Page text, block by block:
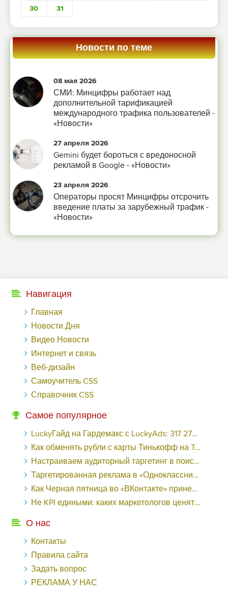
30
31
Новости по теме
08 мая 2026
СМИ: Минцифры работает над
дополнительной тарификацией
международного трафика пользователей -
«Новости»
27 апреля 2026
Gemini будет бороться с вредоносной
рекламой в Google - «Новости»
23 апреля 2026
Операторы просят Минцифры отсрочить
введение платы за зарубежный трафик -
«Новости»
Навигация
Главная
Новости Дня
Видео Новости
Интернет и связь
Веб-дизайн
Самоучитель CSS
Справочник CSS
Самое популярное
LuckyГайд на Гардемакс с LuckyAds: 317 279 рублей за 10 дней - «Надо знать»
Как обменять рубли с карты Тинькофф на Tether ERC20 (USDT)?
Настраиваем аудиторный таргетинг в поисковой кампании Google Ads - «Заработок»
Таргетированная реклама в «Одноклассниках»: как ее настроить и нужно ли - «Заработок»
Как Черная пятница во «ВКонтакте» принесла магазину подарков 221 продажу по цене 38 рублей - «Заработок»
Не KPI едиными: каких маркетологов ценят - «Заработок»
О нас
Контакты
Правила сайта
Задать вопрос
РЕКЛАМА У НАС